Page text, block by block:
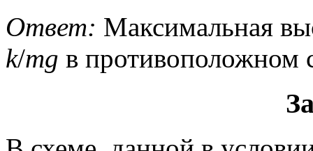
Ответ: Максимальная
k/mg в противоположном